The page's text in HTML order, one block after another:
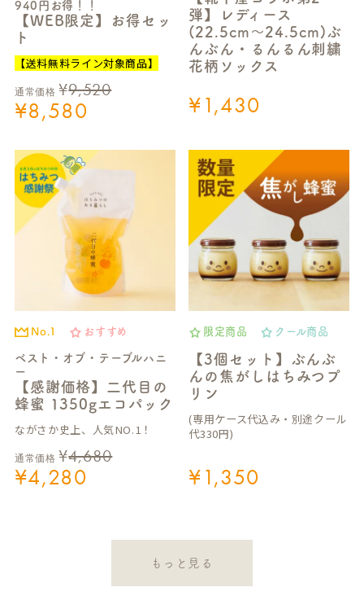
940円お得！！
【WEB限定】お得セッ
ト
【送料無料ライン対象商品】
通常価格 ¥9,520
¥8,580
弾】レディース
(22.5cm～24.5cm)ぶ
んぶん・るんるん刺繍
花柄ソックス
¥1,430
No.1 おすすめ
ベスト・オブ・テーブルハニ
ー
【感謝価格】二代目の
蜂蜜 1350gエコパック
ながさか史上、人気NO.1！
通常価格 ¥4,680
¥4,280
限定商品 クール商品
【3個セット】ぶんぶ
んの焦がしはちみつプ
リン
(専用ケース代込み・別途クール
代330円)
¥1,350
もっと見る